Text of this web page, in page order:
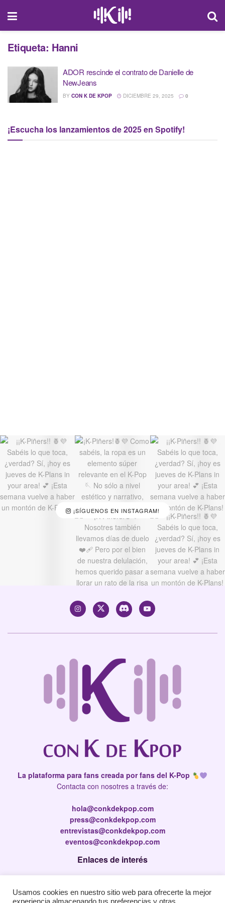
Etiqueta: Hanni
ADOR rescinde el contrato de Danielle de
NewJeans
BY CON K DE KPOP DICIEMBRE 29, 2025 0
¡Escucha los lanzamientos de 2025 en Spotify!
¡SÍGUENOS EN INSTAGRAM!
La plataforma para fans creada por fans del K-Pop
Contacta con nosotres a través de:
hola@conkdekpop.com
press@conkdekpop.com
entrevistas@conkdekpop.com
eventos@conkdekpop.com
Enlaces de interés
Política de privacidad
Usamos cookies en nuestro sitio web para ofrecerte la mejor